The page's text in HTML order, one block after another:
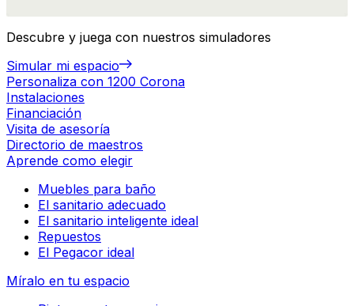
Descubre y juega con nuestros simuladores
Simular mi espacio
Personaliza con 1200 Corona
Instalaciones
Financiación
Visita de asesoría
Directorio de maestros
Aprende como elegir
Muebles para baño
El sanitario adecuado
El sanitario inteligente ideal
Repuestos
El Pegacor ideal
Míralo en tu espacio